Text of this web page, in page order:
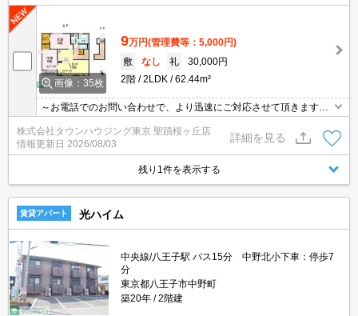
画像：35枚
9万円(管理費等：5,000円)
敷
なし 礼
30,000円
2階
2LDK 62.44m²
～お電話でのお問い合わせで、より迅速にご対応させて頂きます～
地域密着タウンハウジングまで～
株式会社タウンハウジング東京 聖蹟桜ヶ丘店
情報更新日 2026/08/03
詳細を見る
残り1件を表示する
賃貸アパート 光ハイム
中央線/八王子駅 バス15分 中野北小下車：停歩7
分
東京都八王子市中野町
築20年
2階建